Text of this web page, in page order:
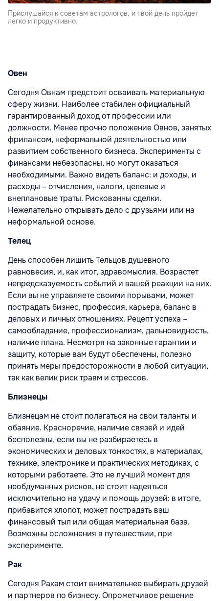
Прислушайся к советам астрологов, и твой день пройдет
легко и продуктивно.
Овен
Сегодня Овнам предстоит осваивать материальную
сферу жизни. Наиболее стабилен официальный
гарантированный доход от профессии или
должности. Менее прочно положение Овнов, занятых
фрилансом, неформальной деятельностью или
развитием собственного бизнеса. Эксперименты с
финансами небезопасны, но могут оказаться
необходимыми. Важно видеть баланс: и доходы, и
расходы – отчисления, налоги, целевые и
внеплановые траты. Рискованны сделки.
Нежелательно открывать дело с друзьями или на
неформальной основе.
Телец
День способен лишить Тельцов душевного
равновесия, и, как итог, здравомыслия. Возрастет
непредсказуемость событий и вашей реакции на них.
Если вы не управляете своими порывами, может
пострадать бизнес, профессия, карьера, баланс в
деловых и личных отношениях. Рецепт успеха –
самообладание, профессионализм, дальновидность,
наличие плана. Несмотря на законные гарантии и
защиту, которые вам будут обеспечены, полезно
принять меры предосторожности в любой ситуации,
так как велик риск травм и стрессов.
Близнецы
Близнецам не стоит полагаться на свои таланты и
обаяние. Красноречие, наличие связей и идей
бесполезны, если вы не разбираетесь в
экономических и деловых тонкостях, в материалах,
технике, электронике и практических методиках, с
которыми работаете. Это не лучший момент для
необдуманных рисков, не стоит надеяться
исключительно на удачу и помощь друзей: в итоге,
прибавится хлопот, может пострадать ваш
финансовый тыл или общая материальная база.
Возможны осложнения в путешествии, при
эксперименте.
Рак
Сегодня Ракам стоит внимательнее выбирать друзей
и партнеров по бизнесу. Опрометчивое решение